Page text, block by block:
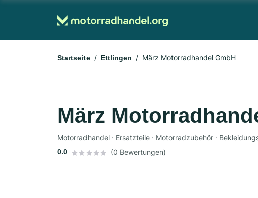
Startseite Ettlingen März Motorradhandel GmbH
März
Motorradhandel · Ersatzteile · Motorradzubehör ·
0.0 (0 Bewertungen)